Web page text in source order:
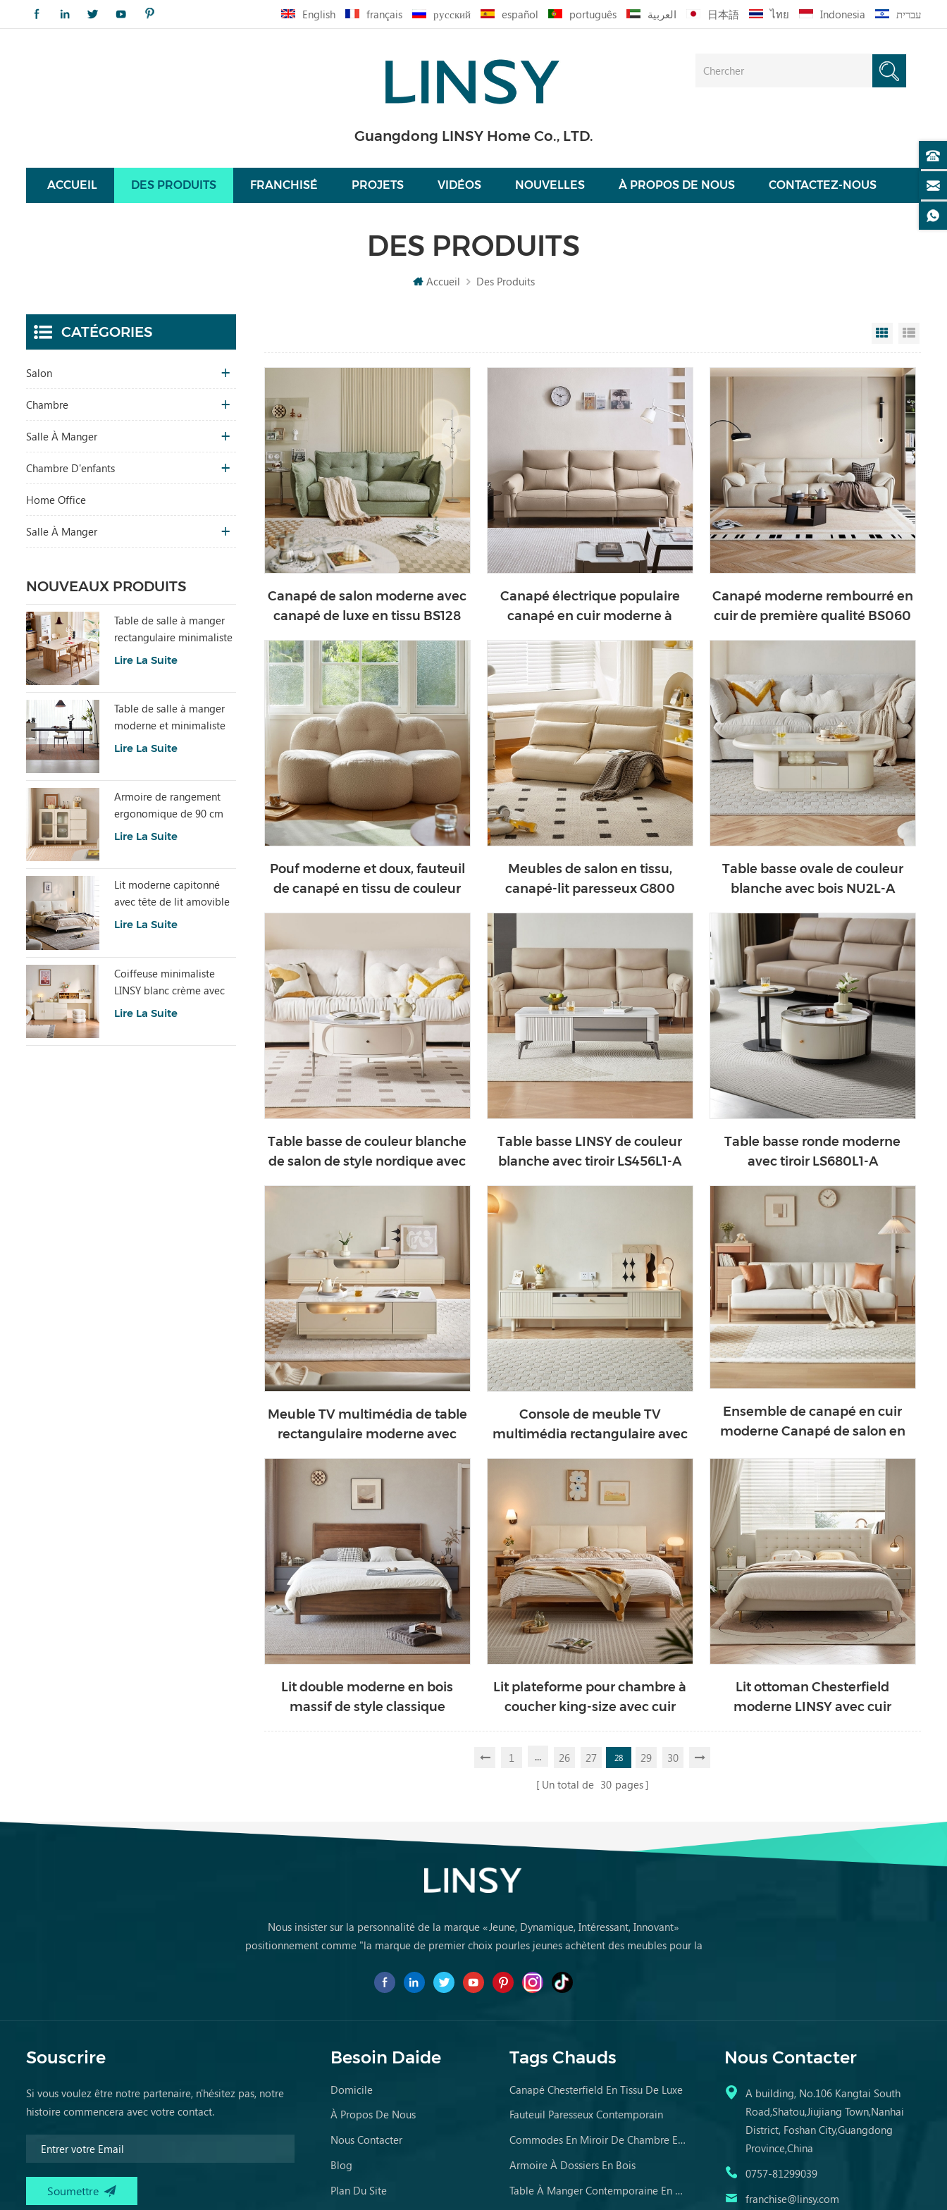
English français русский español português العربية 日本語 ไทย Indonesia עברית
Guangdong LINSY Home Co., LTD.
ACCUEIL DES PRODUITS FRANCHISÉ PROJETS VIDÉOS NOUVELLES À PROPOS DE NOUS CONTACTEZ-NOUS
DES PRODUITS
Accueil Des Produits
Grid View
Canapé de salon moderne avec
canapé de luxe en tissu BS128
Canapé électrique populaire
canapé en cuir moderne à
Canapé moderne rembourré en
cuir de première qualité BS060
Pouf moderne et doux, fauteuil
de canapé en tissu de couleur
Meubles de salon en tissu,
canapé-lit paresseux G800
Table basse ovale de couleur
blanche avec bois NU2L-A
Table basse de couleur blanche
de salon de style nordique avec
Table basse LINSY de couleur
blanche avec tiroir LS456L1-A
Table basse ronde moderne
avec tiroir LS680L1-A
Meuble TV multimédia de table
rectangulaire moderne avec
Console de meuble TV
multimédia rectangulaire avec
Ensemble de canapé en cuir
moderne Canapé de salon en
Lit double moderne en bois
massif de style classique
Lit plateforme pour chambre à
coucher king-size avec cuir
Lit ottoman Chesterfield
moderne LINSY avec cuir
1 ... 26 27 28 29
30
Un total de 30 pages
CATÉGORIES
Salon
Chambre
Salle À Manger
Chambre D'enfants
Home Office
Salle À Manger
NOUVEAUX PRODUITS
Table de salle à manger
rectangulaire minimaliste
avec pierre frittée
Lire La Suite
Table de salle à manger
moderne et minimaliste
en dalle de pierre grise
Lire La Suite
Armoire de rangement
ergonomique de 90 cm
de hauteur et spacieuse
Lire La Suite
Lit moderne capitonné
avec tête de lit amovible
BC663-A
Lire La Suite
Coiffeuse minimaliste
LINSY blanc crème avec
armoire UD6C-A
Lire La Suite
Nous insister sur la personnalité de la marque «Jeune, Dynamique, Intéressant, Innovant»
positionnement comme "la marque de premier choix pourles jeunes achètent des meubles pour la
Souscrire
Si vous voulez être notre partenaire, n'hésitez pas, notre
histoire commencera avec votre contact.
Besoin Daide
Domicile
À Propos De Nous
Nous Contacter
Blog
Plan Du Site
Tags Chauds
Canapé Chesterfield En Tissu De Luxe
Fauteuil Paresseux Contemporain
Commodes En Miroir De Chambre En Bois
Armoire À Dossiers En Bois
Table À Manger Contemporaine En Marbre
Nous Contacter
A building, No.106 Kangtai South
Road,Shatou,Jiujiang Town,Nanhai
District, Foshan City,Guangdong
Province,China
0757-81299039
franchise@linsy.com